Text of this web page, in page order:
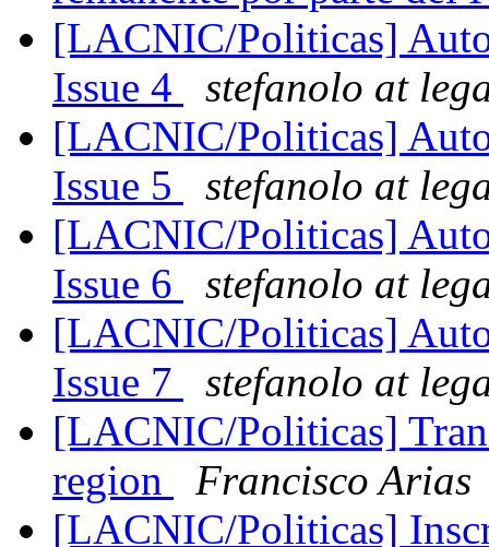
[LACNIC/Politicas]
Issue 4
stefanolo at
[LACNIC/Politicas]
Issue 5
stefanolo at
[LACNIC/Politicas]
Issue 6
stefanolo at
[LACNIC/Politicas]
Issue 7
stefanolo at
[LACNIC/Politicas]
region
Francisco Arias
[LACNIC/Politicas]